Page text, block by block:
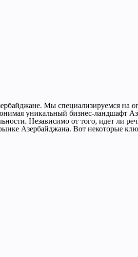
Мы специализируемся на
уникальный бизнес-ландшафт
Независимо от того, идет ли
Азербайджана. Вот некоторые